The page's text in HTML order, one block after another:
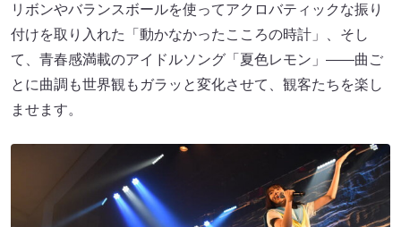
リボンやバランスボールを使ってアクロバティックな振り
付けを取り入れた「動かなかったこころの時計」、そし
て、青春感満載のアイドルソング「夏色レモン」――曲ご
とに曲調も世界観もガラッと変化させて、観客たちを楽し
ませます。